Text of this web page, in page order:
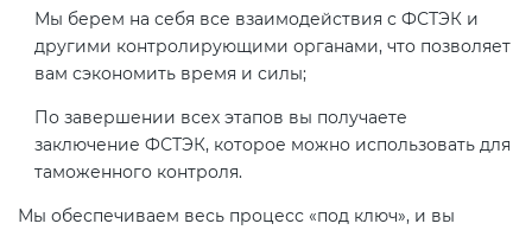
Мы берем на себя все взаимодействия с ФСТЭК и
другими контролирующими органами, что позволяет
вам сэкономить время и силы;
По завершении всех этапов вы получаете
заключение ФСТЭК, которое можно использовать для
таможенного контроля.
Мы обеспечиваем весь процесс «под ключ», и вы